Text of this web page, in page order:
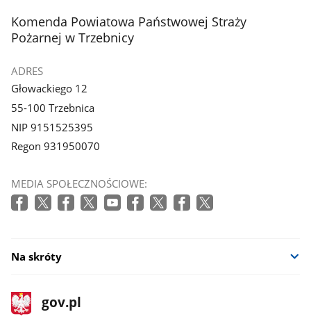
stopka
Komenda Powiatowa Państwowej Straży
Pożarnej w Trzebnicy
ADRES
Głowackiego 12
55-100 Trzebnica
NIP 9151525395
Regon 931950070
MEDIA SPOŁECZNOŚCIOWE:
Na skróty
stopka
gov.pl
Strona
gov.pl